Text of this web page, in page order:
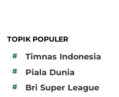
TOPIK POPULER
#
Timnas Indonesia
# Piala Dunia
# Bri Super League